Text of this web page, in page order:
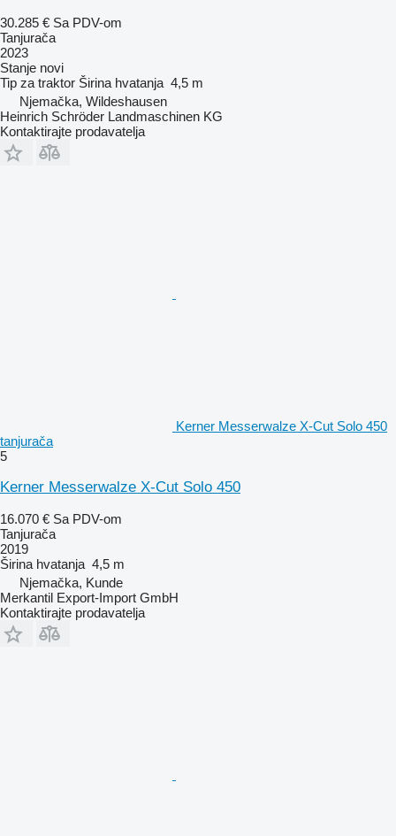
30.285 € Sa PDV-om
Tanjurača
2023
Stanje novi
Tip za traktor Širina hvatanja 4,5 m
Njemačka, Wildeshausen
Heinrich Schröder Landmaschinen KG
Kontaktirajte prodavatelja
Kerner Messerwalze X-Cut Solo 450
tanjurača
5
Kerner Messerwalze X-Cut Solo 450
16.070 € Sa PDV-om
Tanjurača
2019
Širina hvatanja 4,5 m
Njemačka, Kunde
Merkantil Export-Import GmbH
Kontaktirajte prodavatelja